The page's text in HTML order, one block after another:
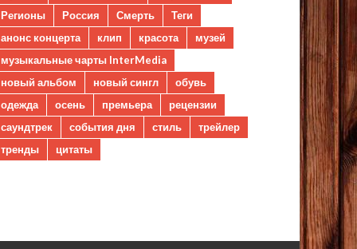
Регионы
Россия Смерть
Теги
анонс концерта
клип красота
музей
музыкальные чарты InterMedia
новый альбом
новый сингл
обувь
одежда
осень премьера
рецензии
саундтрек
события дня стиль
трейлер
тренды
цитаты